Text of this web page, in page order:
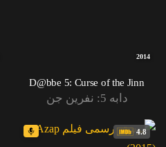
2014
D@bbe 5: Curse of the Jinn
دابه 5: نفرین جن
4.8